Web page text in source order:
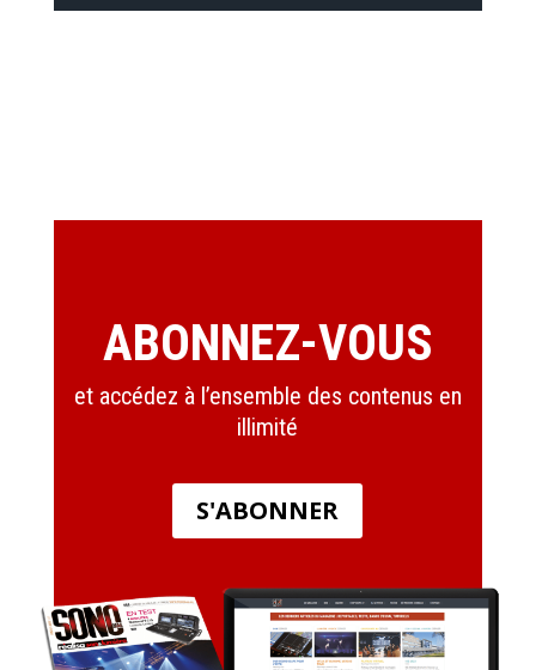
ABONNEZ-VOUS
et accédez à l’ensemble des contenus en
illimité
S'ABONNER